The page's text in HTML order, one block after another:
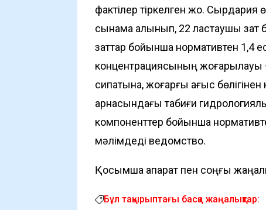
фактілер тіркелген жоқ. Сырдария
сынама алынып, 22 ластаушы зат
заттар бойынша нормативтен 1,4
концентрациясының жоғарылауы
сипатына, жоғарғы ағыс бөлігінен
арнасындағы табиғи
компоненттер бойынша
мәлімдеді ведомство.
Қосымша ақпарат пен соңғы
Бұл тақырыптағы басқа жаңалықтар: